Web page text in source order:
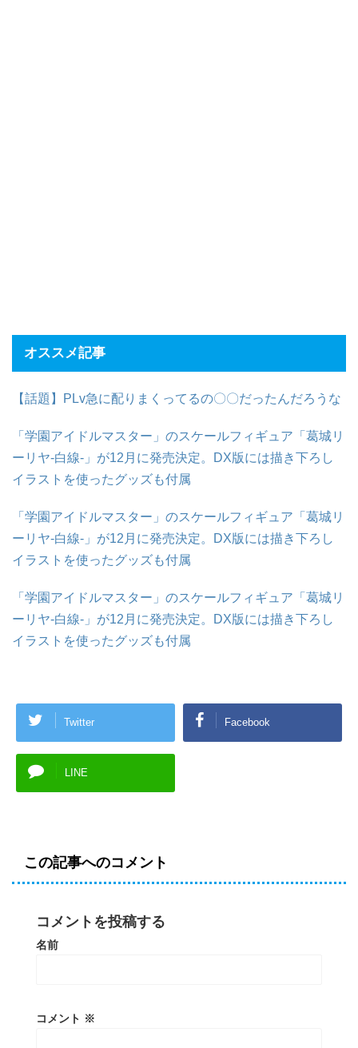
オススメ記事
【話題】PLv急に配りまくってるの〇〇だったんだろうな
「学園アイドルマスター」のスケールフィギュア「葛城リ
ーリヤ-白線-」が12月に発売決定。DX版には描き下ろし
イラストを使ったグッズも付属
「学園アイドルマスター」のスケールフィギュア「葛城リ
ーリヤ-白線-」が12月に発売決定。DX版には描き下ろし
イラストを使ったグッズも付属
「学園アイドルマスター」のスケールフィギュア「葛城リ
ーリヤ-白線-」が12月に発売決定。DX版には描き下ろし
イラストを使ったグッズも付属
Twitter Facebook
LINE
この記事へのコメント
コメントを投稿する
名前
コメント ※